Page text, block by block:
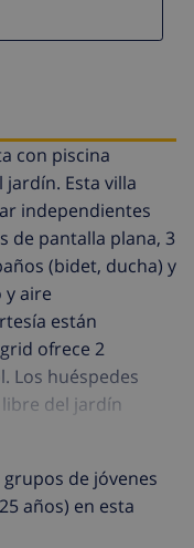
con piscina
jardín. Esta villa
independientes
de pantalla plana, 3
(bidet, ducha) y
y aire
están
ofrece 2
Los huéspedes
del jardín
disfrutar de
su idioma
Acceso
a toda la
grupos de jóvenes
años) en esta